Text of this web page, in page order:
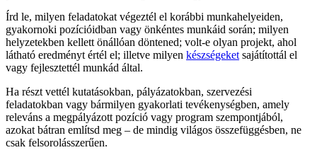
Írd le, milyen feladatokat végeztél el korábbi munkahelyeiden,
gyakornoki pozícióidban vagy önkéntes munkáid során; milyen
helyzetekben kellett önállóan döntened; volt-e olyan projekt, ahol
látható eredményt értél el; illetve milyen készségeket sajátítottál el
vagy fejlesztettél munkád által.
Ha részt vettél kutatásokban, pályázatokban, szervezési
feladatokban vagy bármilyen gyakorlati tevékenységben, amely
releváns a megpályázott pozíció vagy program szempontjából,
azokat bátran említsd meg – de mindig világos összefüggésben, ne
csak felsorolásszerűen.